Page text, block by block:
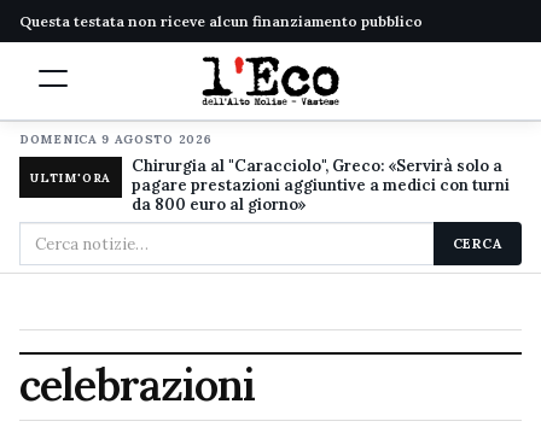
Questa testata non riceve alcun finanziamento pubblico
DOMENICA 9 AGOSTO 2026
ULTIM'ORA
Chirurgia al "Caracciolo", Greco: «Servirà solo a
pagare prestazioni aggiuntive a medici con turni
da 800 euro al giorno»
Cerca
nel
CERCA
celebrazioni